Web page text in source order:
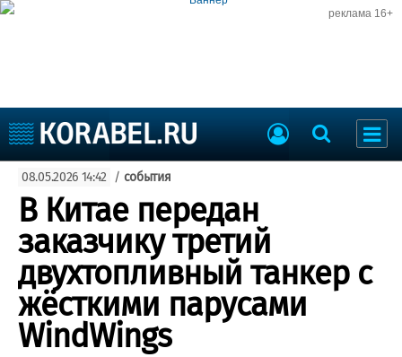
реклама 16+
Судоходство
Судоремонт
События
Порты
ВМФ
Образование
Яхты и катера
Еще
08.05.2026 14:42 / события
В Китае передан
заказчику третий
двухтопливный танкер с
жёсткими парусами
WindWings